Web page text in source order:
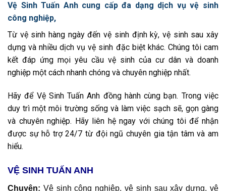
Vệ Sinh Tuấn Anh cung cấp đa dạng dịch vụ vệ sinh
công nghiệp,
Từ vệ sinh hàng ngày đến vệ sinh định kỳ, vệ sinh sau xây
dựng và nhiều dịch vụ vệ sinh đặc biệt khác. Chúng tôi cam
kết đáp ứng mọi yêu cầu vệ sinh của cư dân và doanh
nghiệp một cách nhanh chóng và chuyên nghiệp nhất.
Hãy để Vệ Sinh Tuấn Anh đồng hành cùng bạn. Trong việc
duy trì một môi trường sống và làm việc sạch sẽ, gọn gàng
và chuyên nghiệp. Hãy liên hệ ngay với chúng tôi để nhận
được sự hỗ trợ 24/7 từ đội ngũ chuyên gia tận tâm và am
hiểu.
VỆ SINH TUẤN ANH
Chuyên: Vệ sinh công nghiệp, vệ sinh sau xây dựng, vệ